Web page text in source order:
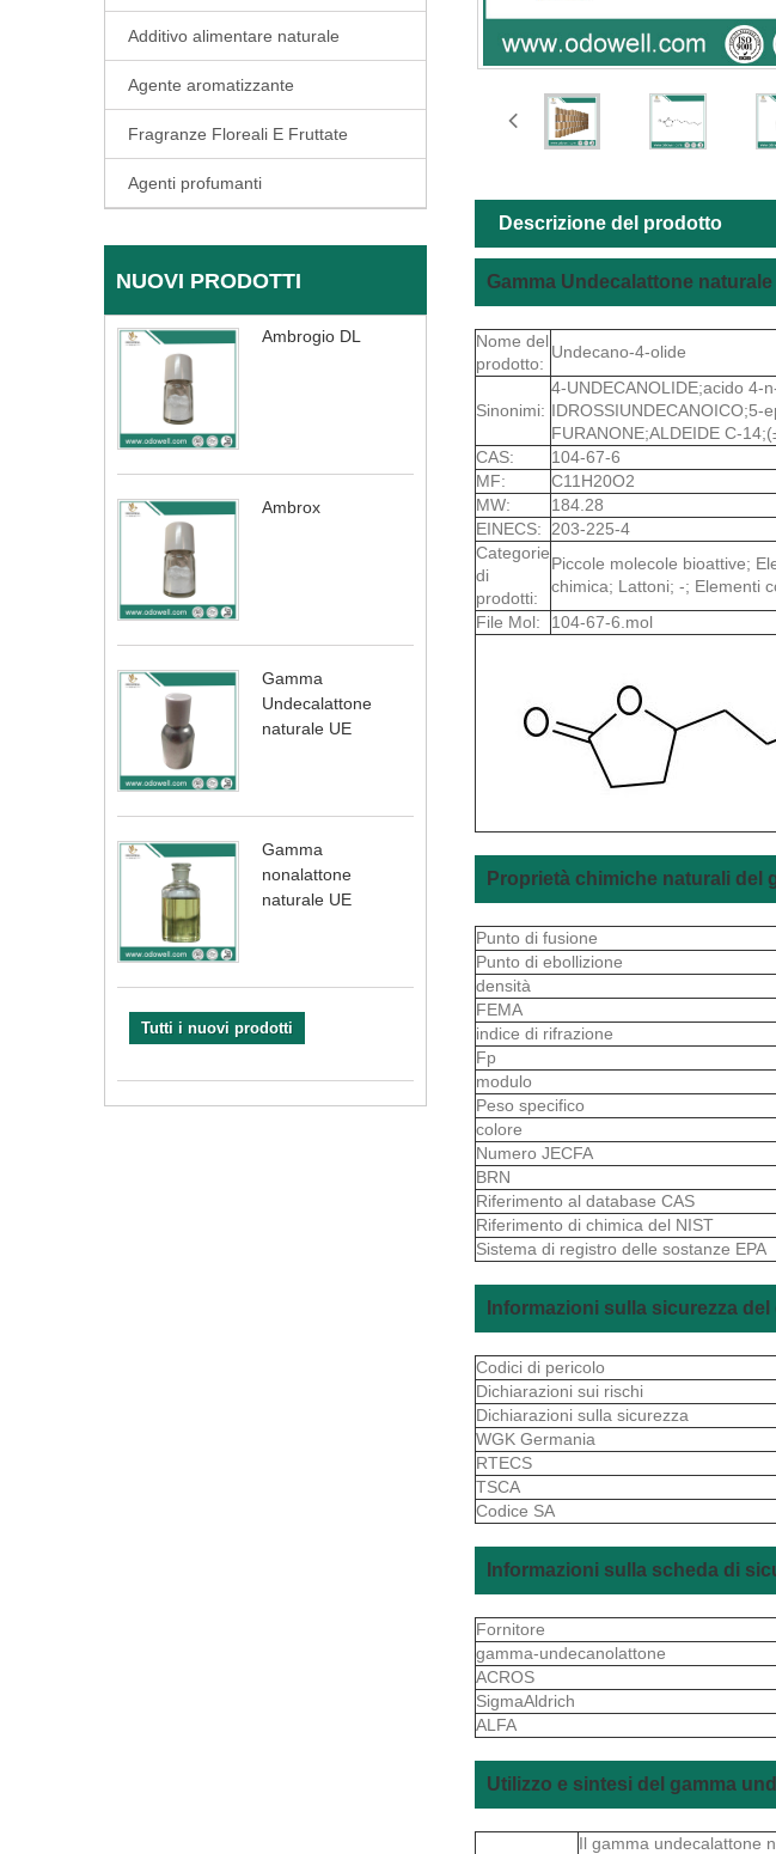
Additivo alimentare naturale
Agente aromatizzante
Fragranze Floreali E Fruttate
Agenti profumanti
NUOVI PRODOTTI
Ambrogio DL
Ambrox
Gamma
Undecalattone
naturale UE
Gamma
nonalattone
naturale UE
Tutti i nuovi prodotti
Descrizione del prodotto
Gamma Undecalattone
Nome del
prodotto:
Undecano-4-olide
Sinonimi:
4-UNDECANOLIDE;acido 4-
IDROSSIUNDECANOICO;5-
FURANONE;ALDEIDE C-
CAS:
104-67-6
MF:
C11H20O2
MW:
184.28
EINECS:
203-225-4
Categorie
di
prodotti:
Piccole molecole bioattive;
chimica; Lattoni; -; Elementi
File Mol:
104-67-6.mol
Proprietà chimiche naturali del
Punto di fusione
Punto di ebollizione
densità
FEMA
indice di rifrazione
Fp
modulo
Peso specifico
colore
Numero JECFA
BRN
Riferimento al database CAS
Riferimento di chimica del NIST
Sistema di registro delle sostanze EPA
Informazioni sulla sicurezza
Codici di pericolo
Dichiarazioni sui rischi
Dichiarazioni sulla sicurezza
WGK Germania
RTECS
TSCA
Codice SA
Informazioni sulla scheda di
Fornitore
gamma-undecanolattone
ACROS
SigmaAldrich
ALFA
Utilizzo e sintesi del gamma
Il gamma undecalattone